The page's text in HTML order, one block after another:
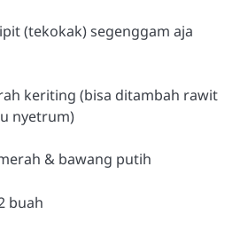
(tekokak) segenggam aja
keriting (bisa ditambah rawit
nyetrum)
& bawang putih
buah